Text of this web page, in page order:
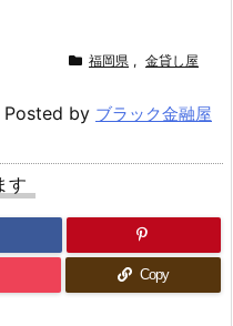
福岡県 , 金貸し屋
Posted by ブラック金融屋
す
Copy